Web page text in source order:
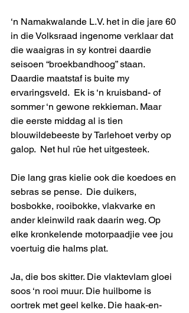
‘n Namakwalande L.V. het in die jare 60
in die Volksraad ingenome verklaar dat
die waaigras in sy kontrei daardie
seisoen “broekbandhoog” staan.
Daardie maatstaf is buite my
ervaringsveld.  Ek is ‘n kruisband- of
sommer ‘n gewone rekkieman. Maar
die eerste middag al is tien
blouwildebeeste by Tarlehoet verby op
galop.  Net hul rûe het uitgesteek.
Die lang gras kielie ook die koedoes en
sebras se pense.  Die duikers,
bosbokke, rooibokke, vlakvarke en
ander kleinwild raak daarin weg. Op
elke kronkelende motorpaadjie vee jou
voertuig die halms plat.
Ja, die bos skitter. Die vlaktevlam gloei
soos ‘n rooi muur. Die huilbome is
oortrek met geel kelke. Die haak-en-